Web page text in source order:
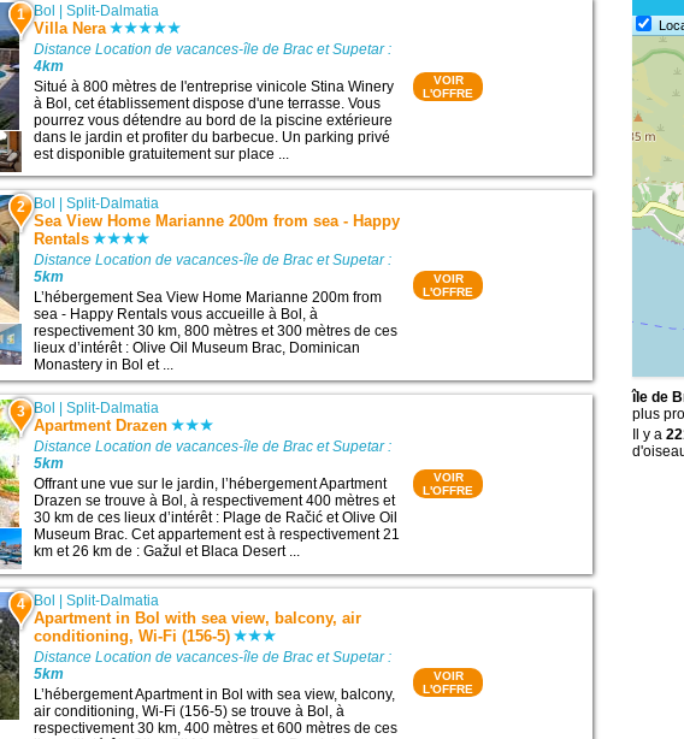
1 Bol |Split-Dalmatia
Villa Nera
Distance Location de vacances-île de Brac et Supetar :
4km
Situé à 800 mètres de l'entreprise vinicole Stina Winery
à Bol, cet établissement dispose d'une terrasse. Vous
pourrez vous détendre au bord de la piscine extérieure
dans le jardin et profiter du barbecue. Un parking privé
est disponible gratuitement sur place ...
VOIR
L'OFFRE
2 Bol |Split-Dalmatia
Sea View Home Marianne 200m from sea - Happy
Rentals
Distance Location de vacances-île de Brac et Supetar :
5km
L’hébergement Sea View Home Marianne 200m from
sea - Happy Rentals vous accueille à Bol, à
respectivement 30 km, 800 mètres et 300 mètres de ces
lieux d’intérêt : Olive Oil Museum Brac, Dominican
Monastery in Bol et ...
VOIR
L'OFFRE
3 Bol |Split-Dalmatia
Apartment Drazen
Distance Location de vacances-île de Brac et Supetar :
5km
Offrant une vue sur le jardin, l’hébergement Apartment
Drazen se trouve à Bol, à respectivement 400 mètres et
30 km de ces lieux d’intérêt : Plage de Račić et Olive Oil
Museum Brac. Cet appartement est à respectivement 21
km et 26 km de : Gažul et Blaca Desert ...
VOIR
L'OFFRE
4 Bol |Split-Dalmatia
Apartment in Bol with sea view, balcony, air
conditioning, Wi-Fi (156-5)
Distance Location de vacances-île de Brac et Supetar :
5km
L’hébergement Apartment in Bol with sea view, balcony,
air conditioning, Wi-Fi (156-5) se trouve à Bol, à
respectivement 30 km, 400 mètres et 600 mètres de ces
VOIR
L'OFFRE
île de
plus
Il y a